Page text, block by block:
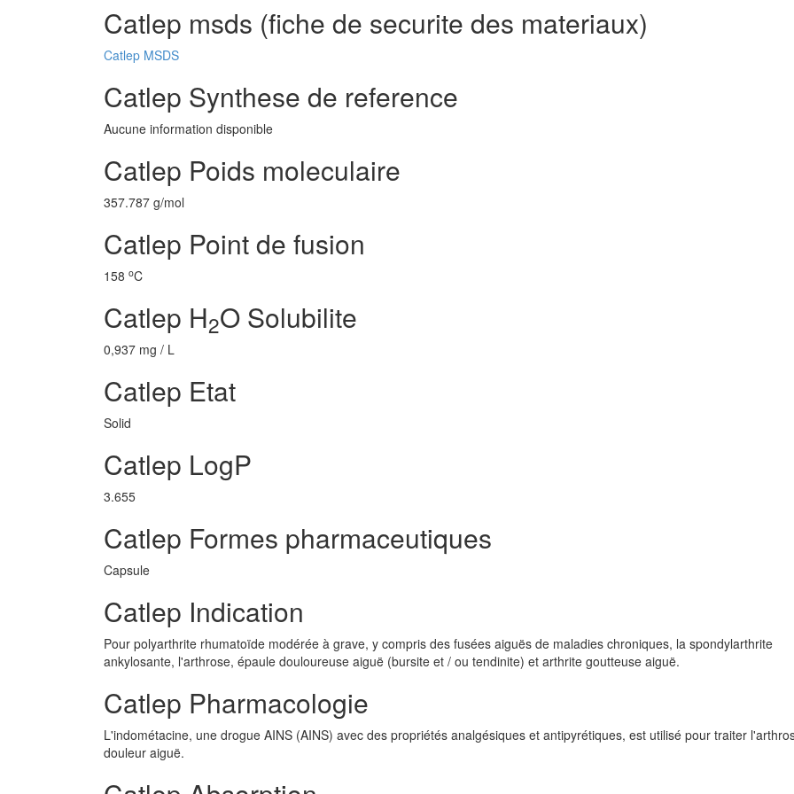
Catlep msds (fiche de securite des materiaux)
Catlep MSDS
Catlep Synthese de reference
Aucune information disponible
Catlep Poids moleculaire
357.787 g/mol
Catlep Point de fusion
158 oC
Catlep H2O Solubilite
0,937 mg / L
Catlep Etat
Solid
Catlep LogP
3.655
Catlep Formes pharmaceutiques
Capsule
Catlep Indication
Pour polyarthrite rhumatoïde modérée à grave, y compris des fusées aiguës de maladies chroniques, la spondylarthrite
ankylosante, l'arthrose, épaule douloureuse aiguë (bursite et / ou tendinite) et arthrite goutteuse aiguë.
Catlep Pharmacologie
L'indométacine, une drogue AINS (AINS) avec des propriétés analgésiques et antipyrétiques, est utilisé pour traiter
douleur aiguë.